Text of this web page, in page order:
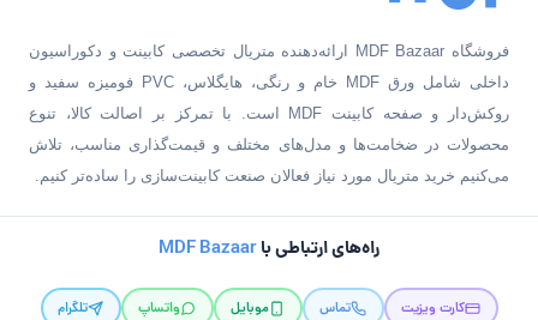
فروشگاه MDF Bazaar ارائه‌دهنده متریال تخصصی کابینت و دکوراسیون
داخلی شامل ورق MDF خام و رنگی، هایگلاس، PVC فومیزه سفید و
روکش‌دار و صفحه کابینت MDF است. با تمرکز بر اصالت کالا، تنوع
محصولات در ضخامت‌ها و مدل‌های مختلف و قیمت‌گذاری مناسب، تلاش
می‌کنیم خرید متریال مورد نیاز فعالان صنعت کابینت‌سازی را ساده‌تر کنیم.
راه‌های ارتباطی باMDF Bazaar
کارت ویزیت تماس موبایل واتساپ
تلگرام